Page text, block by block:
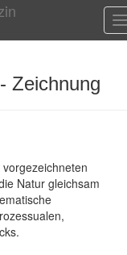
Zeichnung
Natur gleichsam